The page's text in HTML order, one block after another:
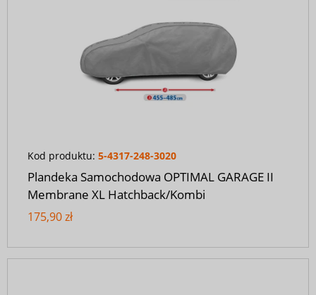
Kod produktu: 5-4317-248-3020
Plandeka Samochodowa OPTIMAL GARAGE II
Membrane XL Hatchback/Kombi
175,90 zł